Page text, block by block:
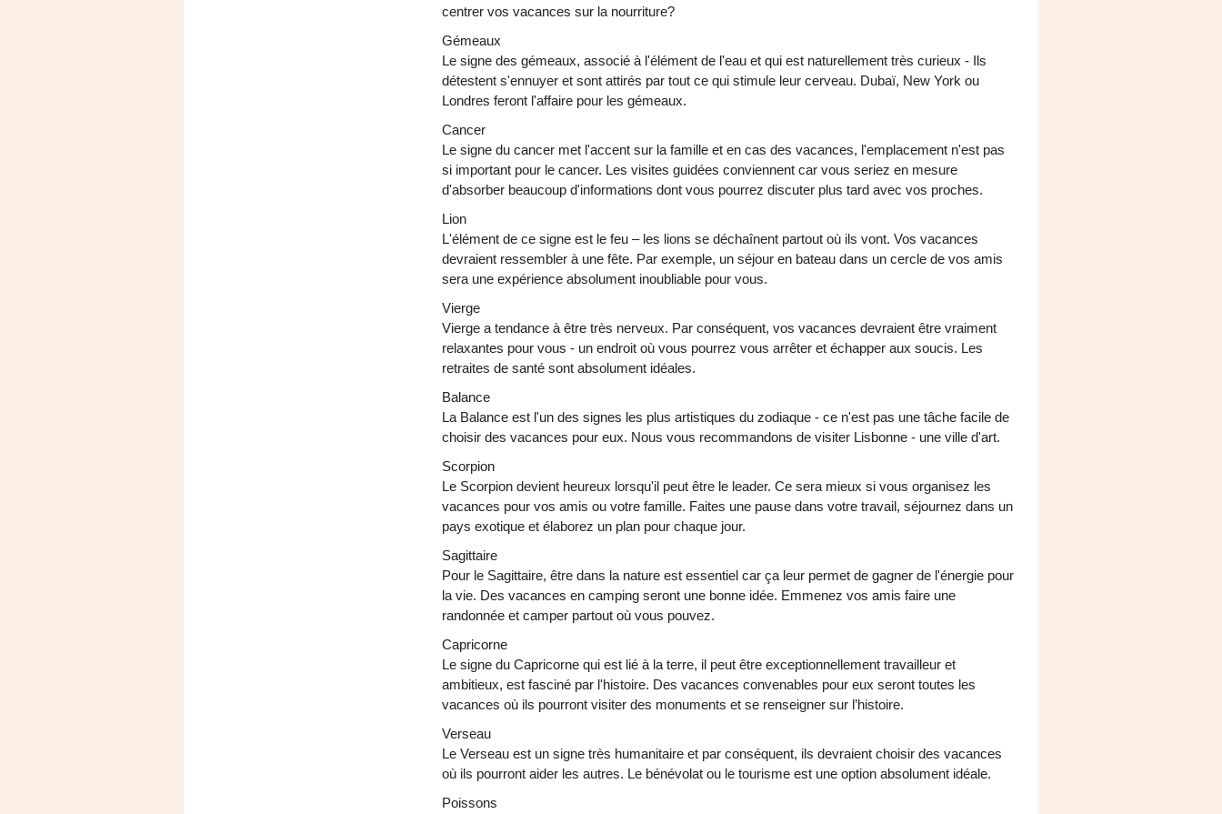
centrer vos vacances sur la nourriture?
Gémeaux
Le signe des gémeaux, associé à l'élément de l'eau et qui est naturellement très curieux - Ils
détestent s'ennuyer et sont attirés par tout ce qui stimule leur cerveau. Dubaï, New York ou
Londres feront l'affaire pour les gémeaux.
Cancer
Le signe du cancer met l'accent sur la famille et en cas des vacances, l'emplacement n'est pas
si important pour le cancer. Les visites guidées conviennent car vous seriez en mesure
d'absorber beaucoup d'informations dont vous pourrez discuter plus tard avec vos proches.
Lion
L'élément de ce signe est le feu – les lions se déchaînent partout où ils vont. Vos vacances
devraient ressembler à une fête. Par exemple, un séjour en bateau dans un cercle de vos amis
sera une expérience absolument inoubliable pour vous.
Vierge
Vierge a tendance à être très nerveux. Par conséquent, vos vacances devraient être vraiment
relaxantes pour vous - un endroit où vous pourrez vous arrêter et échapper aux soucis. Les
retraites de santé sont absolument idéales.
Balance
La Balance est l'un des signes les plus artistiques du zodiaque - ce n'est pas une tâche facile de
choisir des vacances pour eux. Nous vous recommandons de visiter Lisbonne - une ville d'art.
Scorpion
Le Scorpion devient heureux lorsqu'il peut être le leader. Ce sera mieux si vous organisez les
vacances pour vos amis ou votre famille. Faites une pause dans votre travail, séjournez dans un
pays exotique et élaborez un plan pour chaque jour.
Sagittaire
Pour le Sagittaire, être dans la nature est essentiel car ça leur permet de gagner de l'énergie pour
la vie. Des vacances en camping seront une bonne idée. Emmenez vos amis faire une
randonnée et camper partout où vous pouvez.
Capricorne
Le signe du Capricorne qui est lié à la terre, il peut être exceptionnellement travailleur et
ambitieux, est fasciné par l'histoire. Des vacances convenables pour eux seront toutes les
vacances où ils pourront visiter des monuments et se renseigner sur l’histoire.
Verseau
Le Verseau est un signe très humanitaire et par conséquent, ils devraient choisir des vacances
où ils pourront aider les autres. Le bénévolat ou le tourisme est une option absolument idéale.
Poissons